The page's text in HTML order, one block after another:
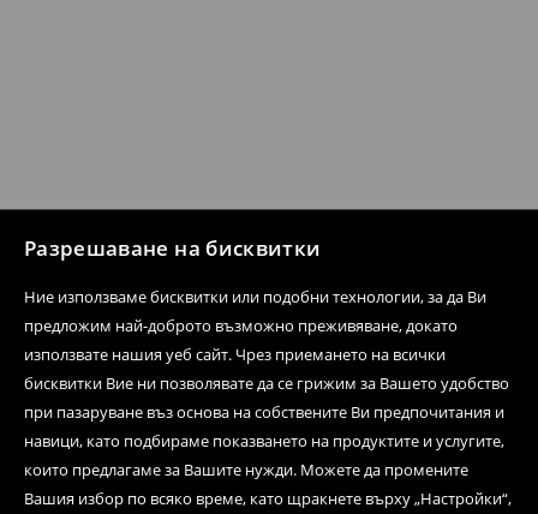
Разрешаване на бисквитки
Ние използваме бисквитки или подобни технологии, за да Ви
предложим най-доброто възможно преживяване, докато
използвате нашия уеб сайт. Чрез приемането на всички
бисквитки Вие ни позволявате да се грижим за Вашето удобство
при пазаруване въз основа на собствените Ви предпочитания и
навици, като подбираме показването на продуктите и услугите,
които предлагаме за Вашите нужди. Можете да промените
Вашия избор по всяко време, като щракнете върху „Настройки“,